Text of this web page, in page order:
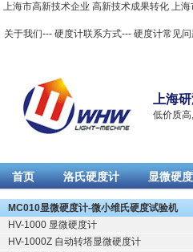
上海市高新技术企业 高新技术成果转化 上
关于我们---硬度计联系方式---硬度计常见
上海
低价质
首页 洛氏硬度计 显微硬
Русский
MC010显微硬度计-微小维氏硬度试验机
HV-1000 显微硬度计
HV-1000Z 自动转塔显微硬度计